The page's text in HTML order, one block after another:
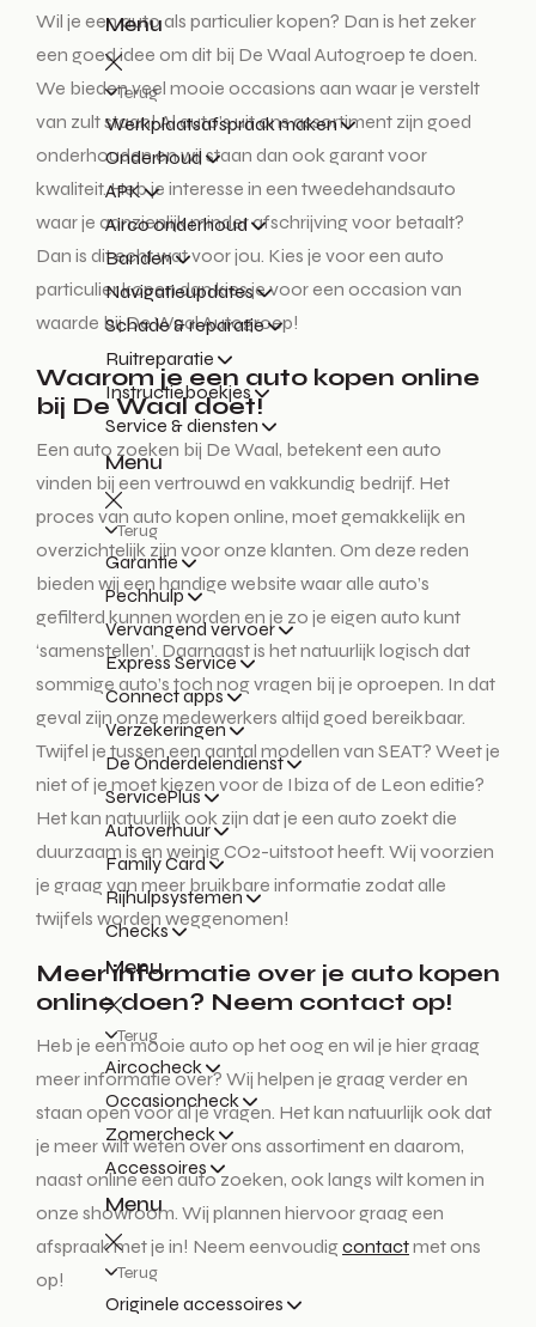
Menu
Terug
Werkplaatsafspraak maken
Onderhoud
APK
Airco onderhoud
Banden
Navigatieupdates
Schade & reparatie
Ruitreparatie
Instructieboekjes
Service & diensten
Menu
Terug
Garantie
Pechhulp
Vervangend vervoer
Express Service
Connect apps
Verzekeringen
De Onderdelendienst
ServicePlus
Autoverhuur
Family Card
Rijhulpsystemen
Checks
Menu
Terug
Aircocheck
Occasioncheck
Zomercheck
Accessoires
Menu
Terug
Originele accessoires
Wil je een auto als particulier kopen? Dan is het zeker
een goed idee om dit bij De Waal Autogroep te doen.
We bieden veel mooie occasions aan waar je verstelt
van zult staan! Al auto’s uit ons assortiment zijn goed
onderhouden en wij staan dan ook garant voor
kwaliteit. Heb je interesse in een tweedehandsauto
waar je aanzienlijk minder afschrijving voor betaalt?
Dan is dit echt wat voor jou. Kies je voor een auto
particulier kopen dan kies je voor een occasion van
waarde bij De Waal Autogroep!
Waarom je een auto kopen online
bij De Waal doet!
Een auto zoeken bij De Waal, betekent een auto
vinden bij een vertrouwd en vakkundig bedrijf. Het
proces van auto kopen online, moet gemakkelijk en
overzichtelijk zijn voor onze klanten. Om deze reden
bieden wij een handige website waar alle auto’s
gefilterd kunnen worden en je zo je eigen auto kunt
‘samenstellen’. Daarnaast is het natuurlijk logisch dat
sommige auto’s toch nog vragen bij je oproepen. In dat
geval zijn onze medewerkers altijd goed bereikbaar.
Twijfel je tussen een aantal modellen van SEAT? Weet je
niet of je moet kiezen voor de Ibiza of de Leon editie?
Het kan natuurlijk ook zijn dat je een auto zoekt die
duurzaam is en weinig CO2-uitstoot heeft. Wij voorzien
je graag van meer bruikbare informatie zodat alle
twijfels worden weggenomen!
Meer informatie over je auto kopen
online doen? Neem contact op!
Heb je een mooie auto op het oog en wil je hier graag
meer informatie over? Wij helpen je graag verder en
staan open voor al je vragen. Het kan natuurlijk ook dat
je meer wilt weten over ons assortiment en daarom,
naast online een auto zoeken, ook langs wilt komen in
onze showroom. Wij plannen hiervoor graag een
afspraak met je in! Neem eenvoudigcontactmet ons
op!